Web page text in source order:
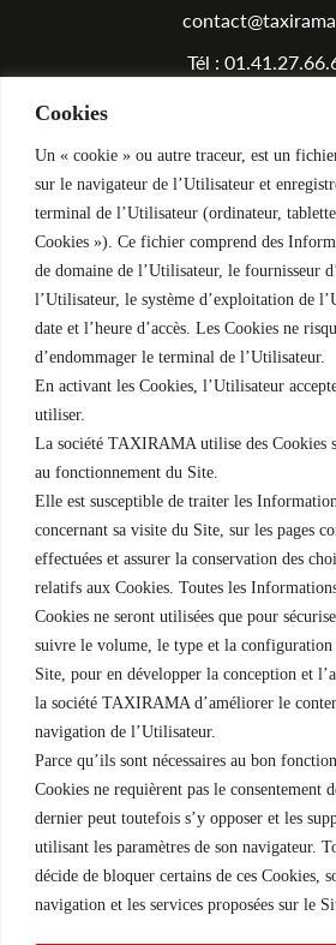
Cookies
Un « cookie » ou autre traceur, est un
sur le navigateur de l’Utilisateur et
terminal de l’Utilisateur (ordinateur,
Cookies »). Ce fichier comprend des
de domaine de l’Utilisateur, le fournisseur
l’Utilisateur, le système d’exploitation de
date et l’heure d’accès. Les Cookies ne
d’endommager le terminal de l’Utilisateur.
En activant les Cookies, l’Utilisateur
utiliser.
La société TAXIRAMA utilise des Cookies
au fonctionnement du Site.
Elle est susceptible de traiter les
concernant sa visite du Site, sur les pages
effectuées et assurer la conservation des
relatifs aux Cookies. Toutes les
Cookies ne seront utilisées que pour
suivre le volume, le type et la
Site, pour en développer la conception et
la société TAXIRAMA d’améliorer le
navigation de l’Utilisateur.
Parce qu’ils sont nécessaires au bon
Cookies ne requièrent pas le consentement
dernier peut toutefois s’y opposer et les
utilisant les paramètres de son navigateur.
décide de bloquer certains de ces Cookies,
navigation et les services proposées sur le
Tél :
Équipements
Atelier
Rendez-vous
Foire aux
Véhicules
Acheter un
Financer un
Licences
Acheter une
Vendre une
Une filiale du Groupe